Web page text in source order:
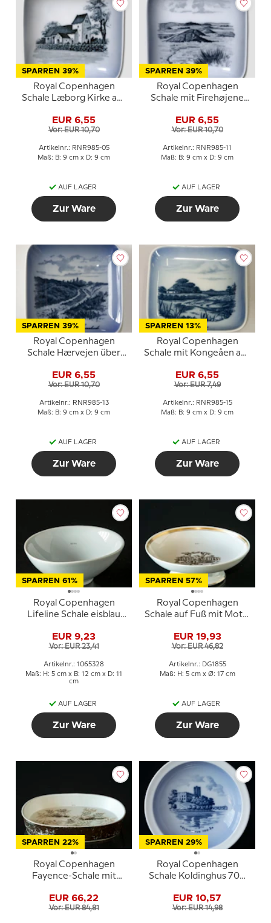
SPARREN 39%
Royal Copenhagen
Schale Læborg Kirke aus
EUR 6,55
Vor: EUR 10,70
Artikelnr.: RNR985-05
Maß: B: 9 cm x D: 9 cm
AUF LAGER
Zur Ware
SPARREN 39%
Royal Copenhagen
Schale mit Firehøjene
EUR 6,55
Vor: EUR 10,70
Artikelnr.: RNR985-11
Maß: B: 9 cm x D: 9 cm
AUF LAGER
Zur Ware
SPARREN 39%
Royal Copenhagen
Schale Hærvejen über
Porzellanschale
EUR 6,55
Vor: EUR 10,70
Artikelnr.: RNR985-13
Maß: B: 9 cm x D: 9 cm
AUF LAGER
Zur Ware
SPARREN 13%
Royal Copenhagen
Schale mit Kongeåen aus
EUR 6,55
Vor: EUR 7,49
Artikelnr.: RNR985-15
Maß: B: 9 cm x D: 9 cm
AUF LAGER
Zur Ware
SPARREN 61%
Royal Copenhagen
Lifeline Schale eisblau
Torstensson
EUR 9,23
Vor: EUR 23,41
Artikelnr.: 1065328
Maß: H: 5 cm x B: 12 cm x D: 11
cm
AUF LAGER
Zur Ware
SPARREN 57%
Royal Copenhagen
Schale auf Fuß mit Motiv
Schweinehirt
EUR 19,93
Vor: EUR 46,82
Artikelnr.: DG1855
Maß: H: 5 cm x Ø: 17 cm
AUF LAGER
Zur Ware
SPARREN 22%
Royal Copenhagen
Fayence-Schale mit
Thorsson
EUR 66,22
Vor: EUR 84,81
SPARREN 29%
Royal Copenhagen
Schale Koldinghus 700
1412
EUR 10,57
Vor: EUR 14,98